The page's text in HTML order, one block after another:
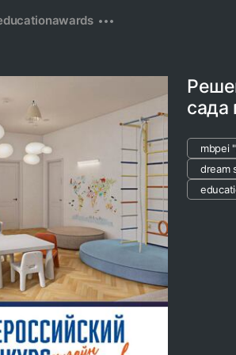
awards
сада
mbpei
dream